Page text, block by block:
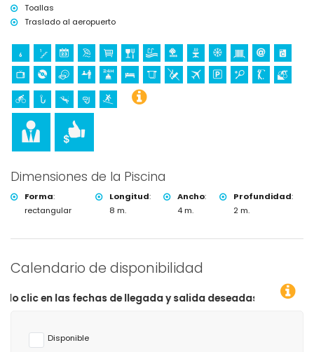
Toallas
Traslado al aeropuerto
Dimensiones de la Piscina
Forma:
rectangular
Longitud:
8 m.
Ancho:
4 m.
Profundidad:
2 m.
Calendario de disponibilidad
de llegada y salida deseadas!
Disponible